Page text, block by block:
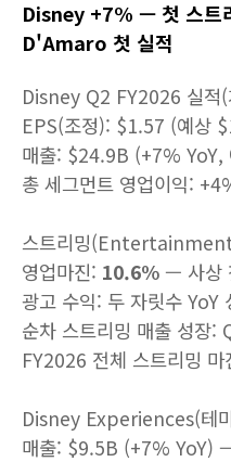
Disney +7% — 첫 스트
D'Amaro 첫 실적
Disney Q2 FY2026 실적
EPS(조정): $1.57 (예상
매출: $24.9B (+7%
총 세그먼트 영업이익:
스트리밍
영업마진: 10.6% — 사상
광고 수익: 두 자릿수 YoY
순차 스트리밍 매출 성
FY2026 전체 스트리밍
Disney Experiences(테
매출: $9.5B (+7% YoY)